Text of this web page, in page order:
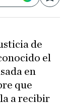
de
el
en
que
a recibir